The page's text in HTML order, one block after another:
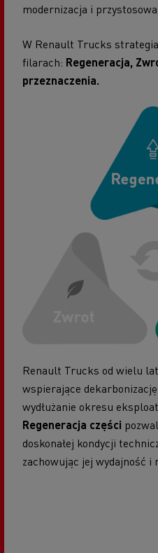
modernizacja i
W Renault Trucks
filarach: Regeneracja,
przeznaczenia.
Renault Trucks od wielu
wspierające
wydłużanie okresu
Regeneracja części
doskonałej kondycji
zachowując jej wydajność i